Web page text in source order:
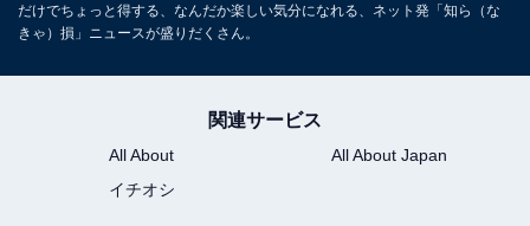
だけでちょっと得する、なんだか楽しい気分になれる、ネット発「知ら（な
きゃ）損」ニュースが盛りだくさん。
関連サービス
All About
All About Japan
イチオシ